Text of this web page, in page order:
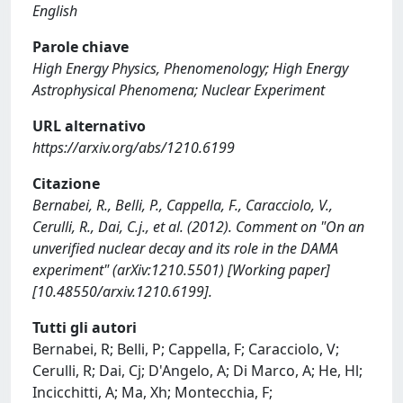
English
Parole chiave
High Energy Physics, Phenomenology; High Energy
Astrophysical Phenomena; Nuclear Experiment
URL alternativo
https://arxiv.org/abs/1210.6199
Citazione
Bernabei, R., Belli, P., Cappella, F., Caracciolo, V.,
Cerulli, R., Dai, C.j., et al. (2012). Comment on "On an
unverified nuclear decay and its role in the DAMA
experiment" (arXiv:1210.5501) [Working paper]
[10.48550/arxiv.1210.6199].
Tutti gli autori
Bernabei, R; Belli, P; Cappella, F; Caracciolo, V;
Cerulli, R; Dai, Cj; D'Angelo, A; Di Marco, A; He, Hl;
Incicchitti, A; Ma, Xh; Montecchia, F;